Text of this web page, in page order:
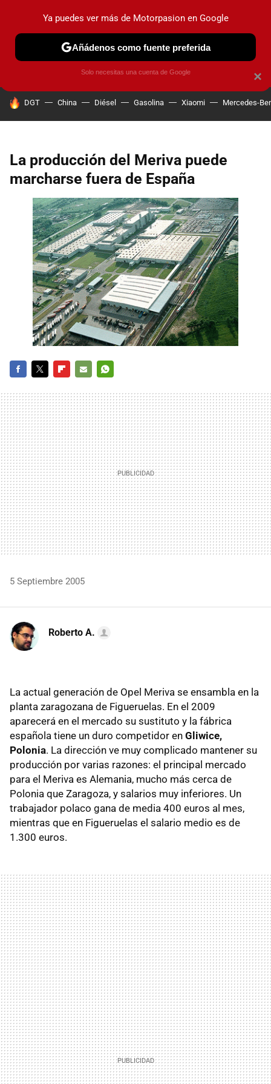
PRUEBAS COCHES ELÉCTRICOS OBSERVATORIO
HOY SE HABLA DE
DGT China Diésel Gasolina Xiaomi Mercedes-
La producción del Meriva puede
marcharse fuera de España
MAIL
5 Septiembre 2005
Roberto A.
La actual generación de Opel Meriva se ensambla en la
planta zaragozana de Figueruelas. En el 2009
aparecerá en el mercado su sustituto y la fábrica
española tiene un duro competidor en Gliwice,
Polonia. La dirección ve muy complicado mantener su
producción por varias razones: el principal mercado
para el Meriva es Alemania, mucho más cerca de
Polonia que Zaragoza, y salarios muy inferiores. Un
trabajador polaco gana de media 400 euros al mes,
mientras que en Figueruelas el salario medio es de
1.300 euros.
×
Ya puedes ver más de Motorpasion en Google
Añádenos como fuente preferida
Solo necesitas una cuenta de Google